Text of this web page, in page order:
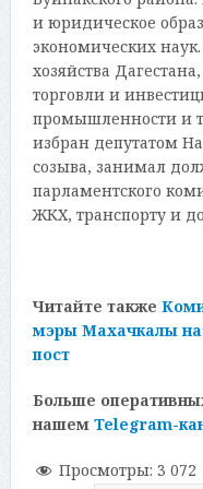
и юридическое
экономических наук.
хозяйства
торговли и
промышленности и
избран депутатом
созыва, занимал
парламентского
ЖКХ, транспорту и
Читайте также
мэры Махачкалы
пост
Больше
нашем Telegram-
Просмотры: 3 072